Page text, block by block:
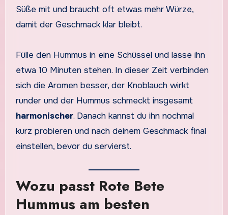
Süße mit und braucht oft etwas mehr Würze,
damit der Geschmack klar bleibt.
Fülle den Hummus in eine Schüssel und lasse ihn
etwa 10 Minuten stehen. In dieser Zeit verbinden
sich die Aromen besser, der Knoblauch wirkt
runder und der Hummus schmeckt insgesamt
harmonischer. Danach kannst du ihn nochmal
kurz probieren und nach deinem Geschmack final
einstellen, bevor du servierst.
Wozu passt Rote Bete
Hummus am besten